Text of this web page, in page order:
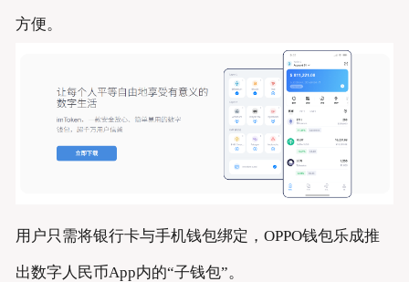
方便。
用户只需将银行卡与手机钱包绑定，OPPO钱包乐成推
出数字人民币App内的“子钱包”。